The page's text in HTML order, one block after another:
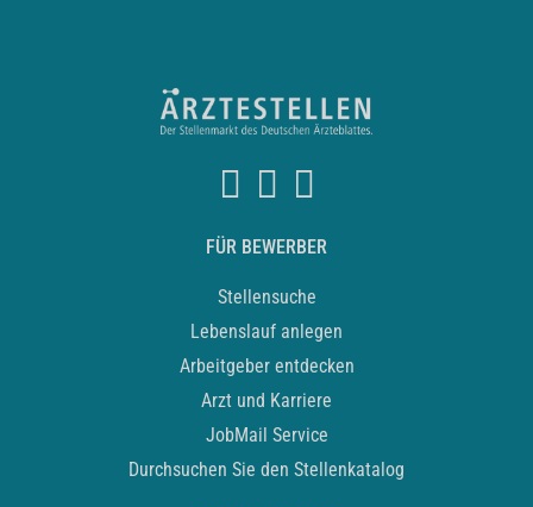
FÜR BEWERBER
Stellensuche
Lebenslauf anlegen
Arbeitgeber entdecken
Arzt und Karriere
JobMail Service
Durchsuchen Sie den Stellenkatalog